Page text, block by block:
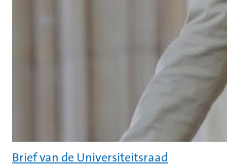
Brief van de Universiteitsraad